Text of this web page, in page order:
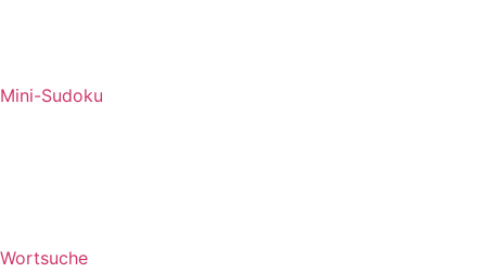
Mini-Sudoku
Wortsuche